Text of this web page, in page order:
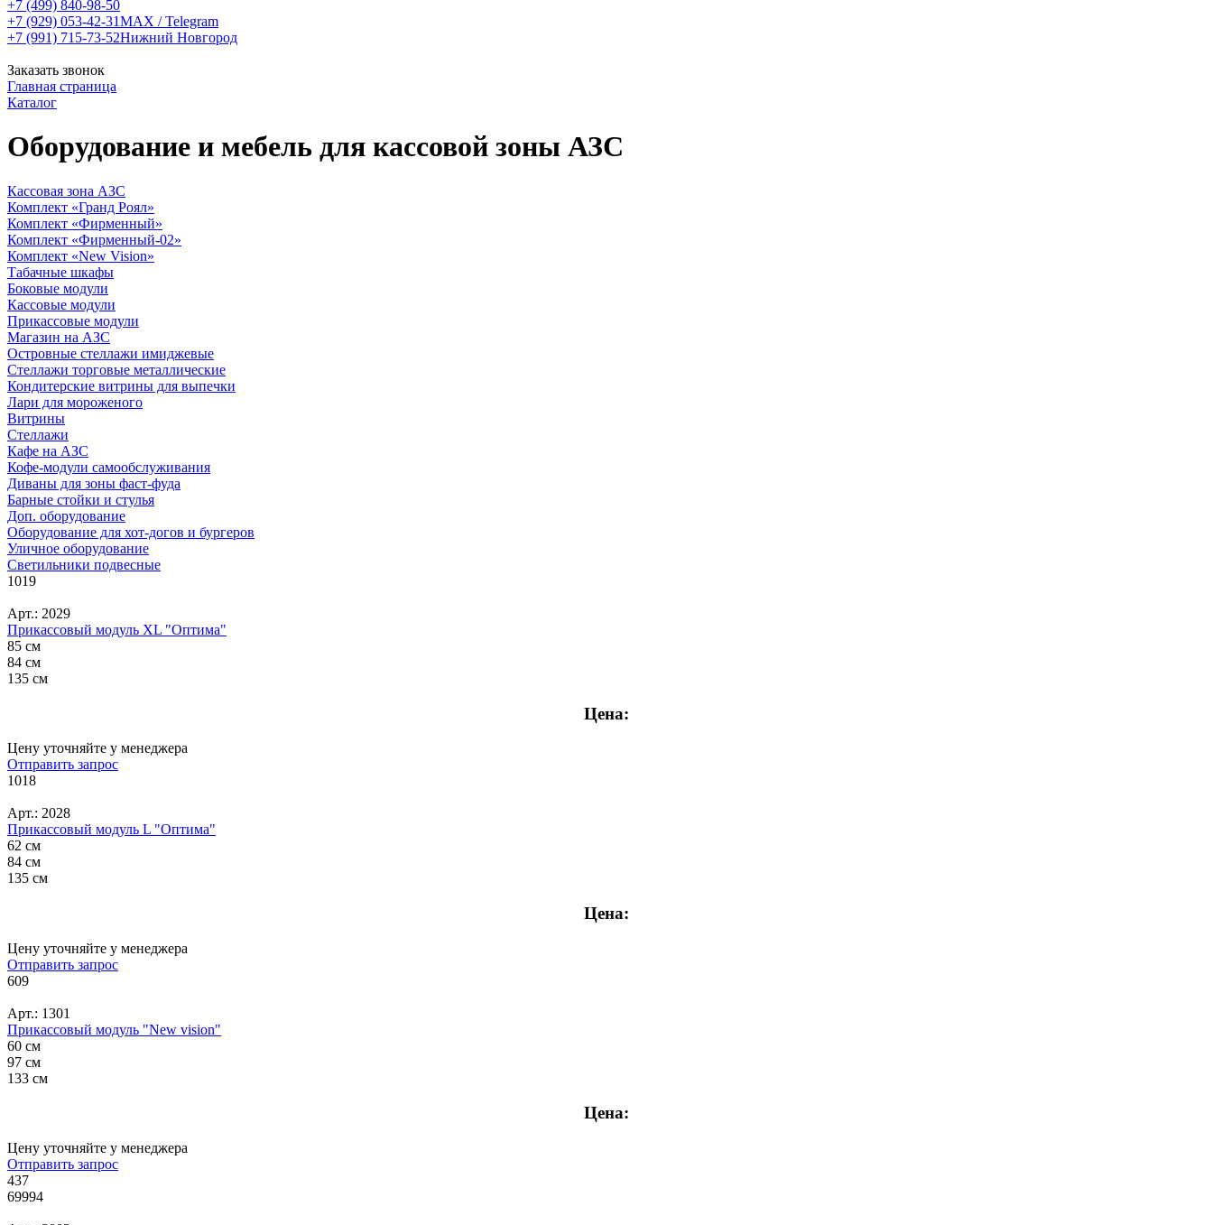
+7 (499) 840-98-50
+7 (929) 053-42-31MAX / Telegram
+7 (991) 715-73-52Нижний Новгород
Заказать звонок
Главная страница
Каталог
Оборудование и мебель для кассовой зоны АЗС
Кассовая зона АЗС
Комплект «Гранд Роял»
Комплект «Фирменный»
Комплект «Фирменный-02»
Комплект «New Vision»
Табачные шкафы
Боковые модули
Кассовые модули
Прикассовые модули
Магазин на АЗС
Островные стеллажи имиджевые
Стеллажи торговые металлические
Кондитерские витрины для выпечки
Лари для мороженого
Витрины
Стеллажи
Кафе на АЗС
Кофе-модули самообслуживания
Диваны для зоны фаст-фуда
Барные стойки и стулья
Доп. оборудование
Оборудование для хот-догов и бургеров
Уличное оборудование
Светильники подвесные
1019
Арт.: 2029
Прикассовый модуль XL "Оптима"
85 см
84 см
135 см
Цена:
Цену уточняйте у менеджера
Отправить запрос
1018
Арт.: 2028
Прикассовый модуль L "Оптима"
62 см
84 см
135 см
Цена:
Цену уточняйте у менеджера
Отправить запрос
609
Арт.: 1301
Прикассовый модуль "New vision"
60 см
97 см
133 см
Цена:
Цену уточняйте у менеджера
Отправить запрос
437
69994